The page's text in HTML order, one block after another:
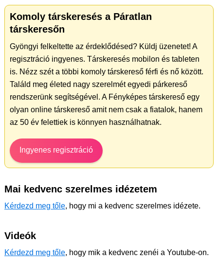
Komoly társkeresés a Páratlan
társkeresőn
Gyöngyi felkeltette az érdeklődésed? Küldj üzenetet! A
regisztráció ingyenes. Társkeresés mobilon és tableten
is. Nézz szét a többi komoly társkereső férfi és nő között.
Találd meg életed nagy szerelmét egyedi párkereső
rendszerünk segítségével. A Fényképes társkereső egy
olyan online társkereső amit nem csak a fiatalok, hanem
az 50 év felettiek is könnyen használhatnak.
Ingyenes regisztráció
Mai kedvenc szerelmes idézetem
Kérdezd meg tőle, hogy mi a kedvenc szerelmes idézete.
Videók
Kérdezd meg tőle, hogy mik a kedvenc zenéi a Youtube-on.